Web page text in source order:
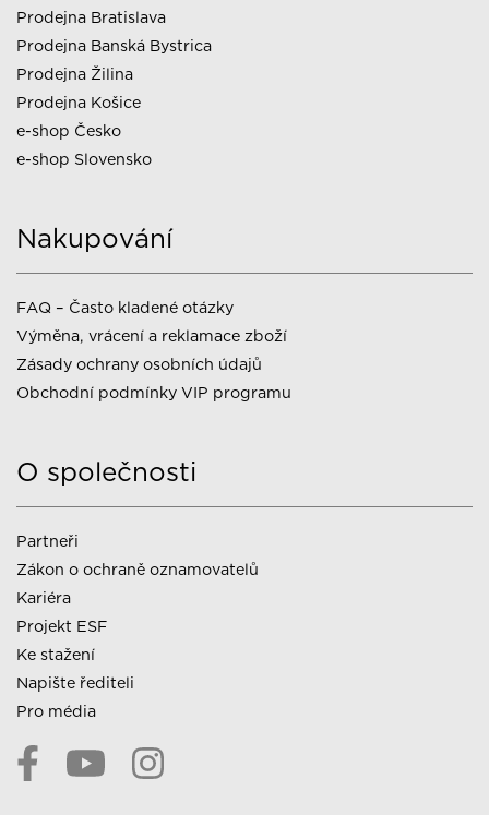
Prodejna Bratislava
Prodejna Banská Bystrica
Prodejna Žilina
Prodejna Košice
e-shop Česko
e-shop Slovensko
Nakupování
FAQ – Často kladené otázky
Výměna, vrácení a reklamace zboží
Zásady ochrany osobních údajů
Obchodní podmínky VIP programu
O společnosti
Partneři
Zákon o ochraně oznamovatelů
Kariéra
Projekt ESF
Ke stažení
Napište řediteli
Pro média